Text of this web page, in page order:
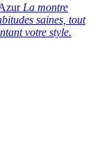
La montre
saines, tout
votre style.